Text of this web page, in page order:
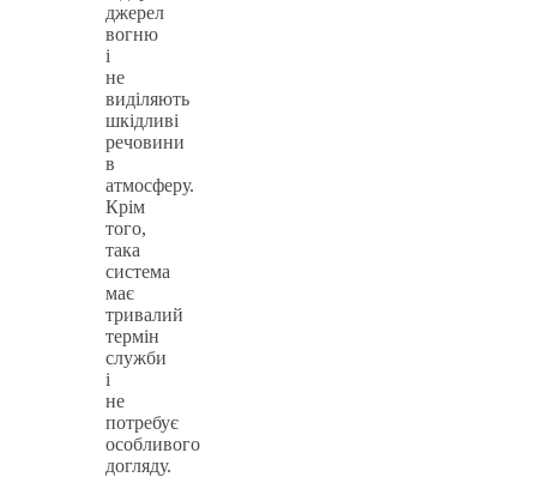
джерел
вогню
і
не
виділяють
шкідливі
речовини
в
атмосферу.
Крім
того,
така
система
має
тривалий
термін
служби
і
не
потребує
особливого
догляду.